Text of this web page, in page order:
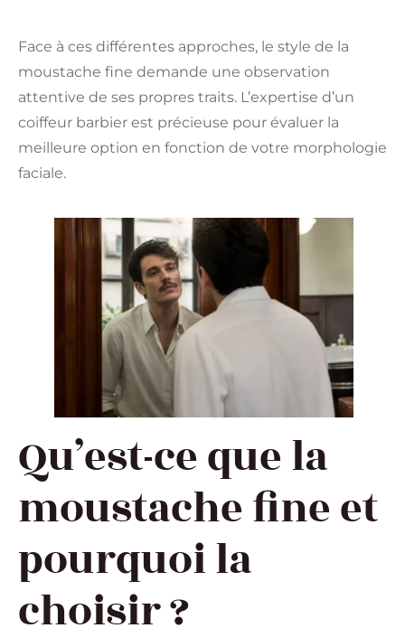
Face à ces différentes approches, le style de la
moustache fine demande une observation
attentive de ses propres traits. L’expertise d’un
coiffeur barbier est précieuse pour évaluer la
meilleure option en fonction de votre morphologie
faciale.
Qu’est-ce que la
moustache fine et
pourquoi la
choisir ?